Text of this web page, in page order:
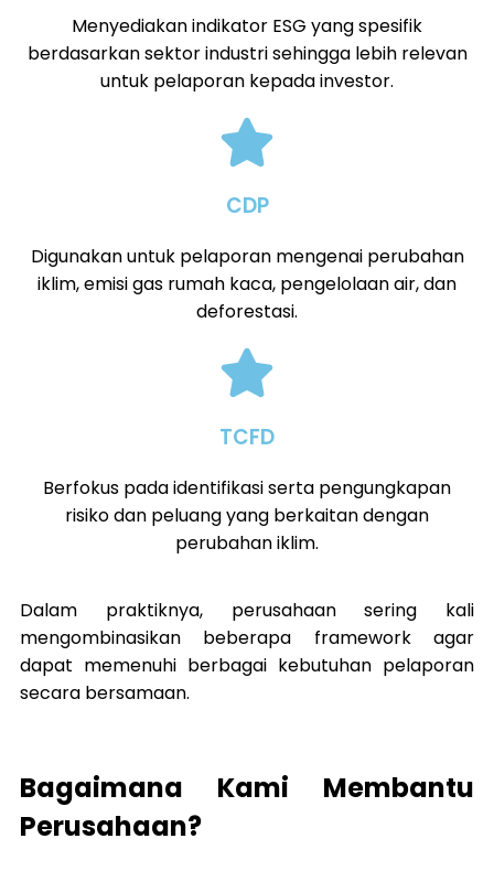
Menyediakan indikator ESG yang spesifik
berdasarkan sektor industri sehingga lebih relevan
untuk pelaporan kepada investor.
CDP
Digunakan untuk pelaporan mengenai perubahan
iklim, emisi gas rumah kaca, pengelolaan air, dan
deforestasi.
TCFD
Berfokus pada identifikasi serta pengungkapan
risiko dan peluang yang berkaitan dengan
perubahan iklim.
Dalam praktiknya, perusahaan sering kali
mengombinasikan beberapa framework agar
dapat memenuhi berbagai kebutuhan pelaporan
secara bersamaan.
Bagaimana Kami Membantu
Perusahaan?